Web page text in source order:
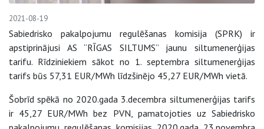
2021-08-19
Sabiedrisko pakalpojumu regulēšanas komisija (SPRK) ir
apstiprinājusi AS “RĪGAS SILTUMS” jaunu siltumenerģijas
tarifu. Rīdziniekiem sākot no 1. septembra siltumenerģijas
tarifs būs 57,31 EUR/MWh līdzšinējo 45,27 EUR/MWh vietā.
Šobrīd spēkā no 2020.gada 3.decembra siltumenerģijas tarifs
ir 45,27 EUR/MWh bez PVN, pamatojoties uz Sabiedrisko